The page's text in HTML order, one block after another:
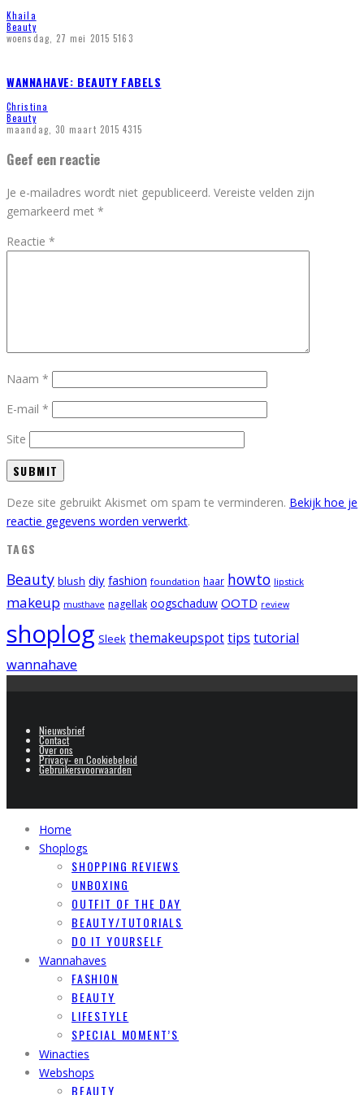
Khaila
Beauty
woensdag, 27 mei 2015 5163
WANNAHAVE: BEAUTY FABELS
Christina
Beauty
maandag, 30 maart 2015 4315
Geef een reactie
Je e-mailadres wordt niet gepubliceerd. Vereiste velden zijn
gemarkeerd met *
Reactie *
Naam *
E-mail *
Site
Deze site gebruikt Akismet om spam te verminderen. Bekijk hoe je
reactie gegevens worden verwerkt.
TAGS
Beauty blush diy fashion foundation haar howto lipstick
makeup musthave nagellak oogschaduw OOTD review
shoplog Sleek themakeupspottips tutorial
wannahave
Nieuwsbrief
Contact
Over ons
Privacy- en Cookiebeleid
Gebruikersvoorwaarden
Home
Shoplogs
SHOPPING REVIEWS
UNBOXING
OUTFIT OF THE DAY
BEAUTY/TUTORIALS
DO IT YOURSELF
Wannahaves
FASHION
BEAUTY
LIFESTYLE
SPECIAL MOMENT’S
Winacties
Webshops
BEAUTY